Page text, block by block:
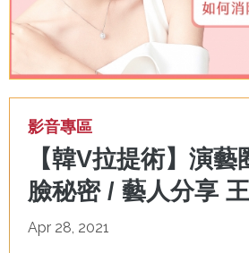
影音專區
【韓V拉提術】演
臉秘密 / 藝人分享
Apr 28, 2021